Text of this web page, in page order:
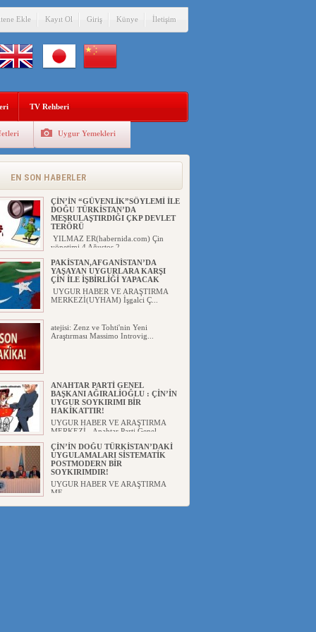
Ekle Kayıt Ol Giriş Künye İletişim
TV Rehberi
Uygur Yemekleri
EN SON HABERLER
ÇİN’İN “GÜVENLİK”SÖYLEMİ İLE
DOĞU TÜRKİSTAN’DA
MEŞRULAŞTIRDIĞI ÇKP DEVLET
TERÖRÜ
YILMAZ ER(habernida.com) Çin
yönetimi 4 Ağustos 2...
PAKİSTAN,AFGANİSTAN’DA
YAŞAYAN UYGURLARA KARŞI
ÇİN İLE İŞBİRLİĞİ YAPACAK
UYGUR HABER VE ARAŞTIRMA
MERKEZİ(UYHAM) İşgalci Ç...
atejisi: Zenz ve Tohti'nin Yeni
Araştırması Massimo Introvig...
ANAHTAR PARTİ GENEL
BAŞKANI AĞIRALİOĞLU : ÇİN’İN
UYGUR SOYKIRIMI BİR
HAKİKATTIR!
UYGUR HABER VE ARAŞTIRMA
MERKEZİ Anahtar Parti Genel
ÇİN’İN DOĞU TÜRKİSTAN’DAKİ
UYGULAMALARI SİSTEMATİK
POSTMODERN BİR
SOYKIRIMDIR!
UYGUR HABER VE ARAŞTIRMA
ME...
DİYANET AKADEMİSİ BAŞKANI